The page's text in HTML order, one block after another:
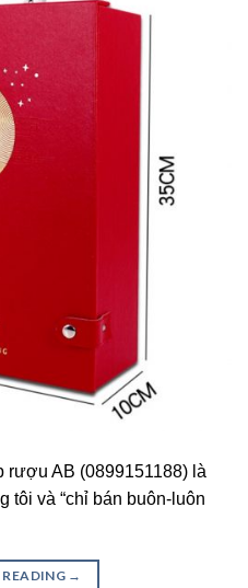
rượu AB (0899151188) là
tôi và “chỉ bán buôn-luôn
→